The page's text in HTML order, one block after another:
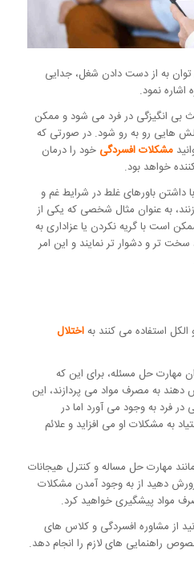
توان به از دست دادن شغل، جدایی
اشاره نمود.
بی انگیزگی در فرد می شود و ممکن
هایی رو به رو شود. در صورتی که
مشکلات افسردگی خود را درمان
خواهد بود.
داشتن باورهای غلط در شرایط غم و
به عنوان مثال شخصی که یکی از
است با گریه نکردن یا عزاداری به
تر و دشوار تر نمایند و این امر
اختلال
مهارت حل مسئله، برای این که
به مصرف مواد می پردازند، این
فرد به وجود می آورد اما در
به مشکلات او می افزاید و علائم
مهارت حل مساله و کنترل هیجانات
دهید از به وجود آمدن مشکلات
مواد پیشگیری خواهید کرد.
از مشاوره افسردگی و کلاس های
راهنمایی های لازم را انجام دهد.